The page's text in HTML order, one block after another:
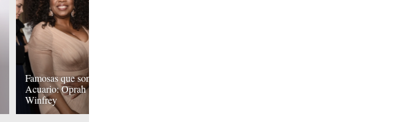
Famosas que son
Acuario: Oprah
Winfrey